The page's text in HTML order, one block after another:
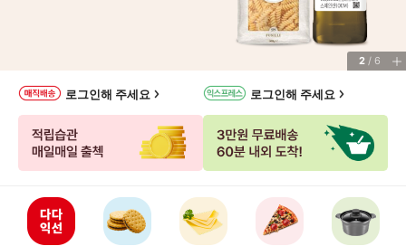
3 / 6
나
로그인해 주세요 로그인해 주세요